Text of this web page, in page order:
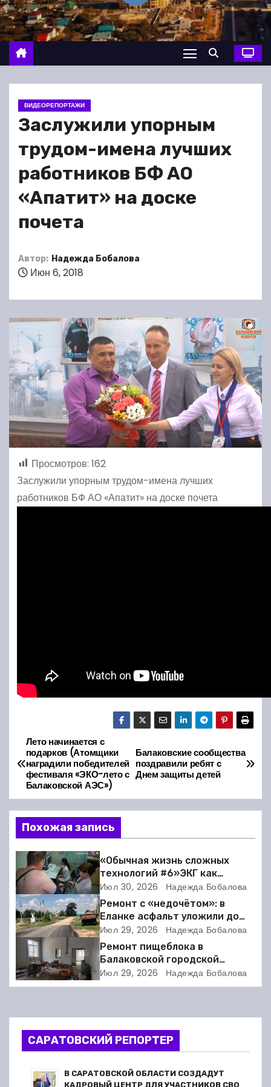
о
м
у
ВИДЕОРЕПОРТАЖИ
Заслужили упорным
трудом-имена лучших
работников БФ АО
«Апатит» на доске
почета
Автор: Надежда Бобалова
Июн 6, 2018
Просмотров: 162
Заслужили упорным трудом-имена лучших
работников БФ АО «Апатит» на доске почета
Н
а
в
и
г
а
ц
и
п
з
а
Балаковские сообщества
поздравили ребят с
Днем защиты детей
Лето начинается с
подарков (Атомщики
наградили победителей
фестиваля «ЭКО-лето с
Балаковской АЭС»)
Похожая запись
«Обычная жизнь сложных
технологий #6»ЭКГ как
искусство: когда ритм жизни
требует расшифровки
Июл 30, 2026 Надежда Бобалова
Ремонт с «недочётом»: в
Еланке асфальт уложили до
школы, но не дошли 30 метров
Июл 29, 2026 Надежда Бобалова
Ремонт пищеблока в
Балаковской городской
клинической больнице
выходит на финишную прямую
Июл 29, 2026 Надежда Бобалова
САРАТОВСКИЙ РЕПОРТЕР
В САРАТОВСКОЙ ОБЛАСТИ СОЗДАДУТ
КАДРОВЫЙ ЦЕНТР ДЛЯ УЧАСТНИКОВ СВО